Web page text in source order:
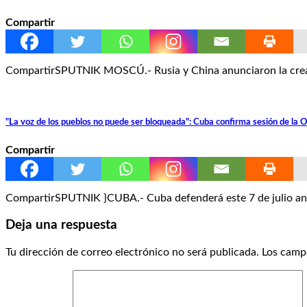
Compartir
CompartirSPUTNIK MOSCÚ.- Rusia y China anunciaron la
"La voz de los pueblos no puede ser bloqueada": Cuba confirma sesión de la
Compartir
CompartirSPUTNIK }CUBA.- Cuba defenderá este 7 de julio
Deja una respuesta
Tu dirección de correo electrónico no será publicada. Los